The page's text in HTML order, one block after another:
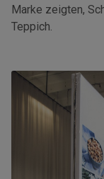
Marke zeigten,
Teppich.